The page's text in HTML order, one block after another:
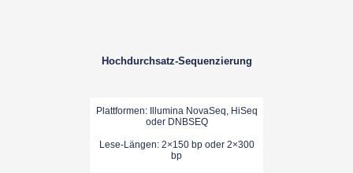
Hochdurchsatz-Sequenzierung
Plattformen: Illumina NovaSeq, HiSeq
oder DNBSEQ
Lese-Längen: 2×150 bp oder 2×300
bp